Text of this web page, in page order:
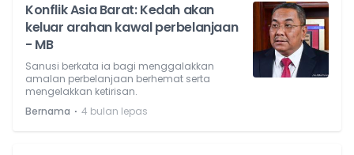
Konflik Asia Barat: Kedah akan
keluar arahan kawal perbelanjaan
- MB
Sanusi berkata ia bagi menggalakkan
amalan perbelanjaan berhemat serta
mengelakkan ketirisan.
Bernama ⋅ 4 bulan lepas